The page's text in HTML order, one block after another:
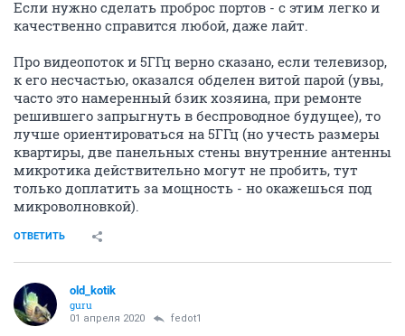
Если нужно сделать проброс портов - с этим легко и
качественно справится любой, даже лайт.
Про видеопоток и 5ГГц верно сказано, если телевизор,
к его несчастью, оказался обделен витой парой (увы,
часто это намеренный бзик хозяина, при ремонте
решившего запрыгнуть в беспроводное будущее), то
лучше ориентироваться на 5ГГц (но учесть размеры
квартиры, две панельных стены внутренние антенны
микротика действительно могут не пробить, тут
только доплатить за мощность - но окажешься под
микроволновкой).
ОТВЕТИТЬ
old_kotik
guru
01 апреля 2020 fedot1